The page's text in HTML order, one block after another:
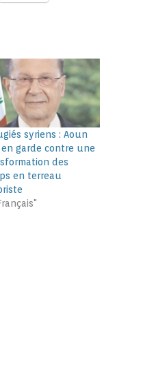
syriens : Aoun
garde contre une
des
en terreau